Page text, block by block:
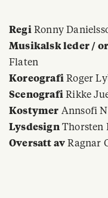
Regi Ronny
Musikalsk leder /
Flaten
Koreografi Roger
Scenografi Rikke
Kostymer Annsofi
LysdesignThorsten
Oversatt av Ragnar